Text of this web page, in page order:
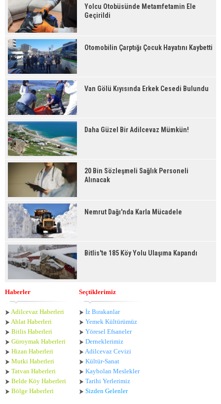
Yolcu Otobüsünde Metamfetamin Ele
Geçirildi
Otomobilin Çarptığı Çocuk Hayatını Kaybetti
Van Gölü Kıyısında Erkek Cesedi Bulundu
Daha Güzel Bir Adilcevaz Mümkün!
20 Bin Sözleşmeli Sağlık Personeli
Alınacak
Nemrut Dağı'nda Karla Mücadele
Bitlis'te 185 Köy Yolu Ulaşıma Kapandı
Haberler
Adilcevaz Haberleri
Ahlat Haberleri
Bitlis Haberleri
Güroymak Haberleri
Hizan Haberleri
Mutki Haberleri
Tatvan Haberleri
Belde Köy Haberleri
Bölge Haberleri
Seçtiklerimiz
İz Bırakanlar
Yemek Kültürümüz
Yöresel Efsaneler
Derneklerimiz
Adilcevaz Cevizi
Kültür-Sanat
Kaybolan Meslekler
Tarihi Yerlerimiz
Sizden Gelenler